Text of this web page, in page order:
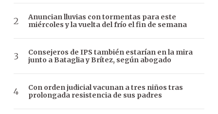
Anuncian lluvias con tormentas para este
miércoles y la vuelta del frío el fin de semana
Consejeros de IPS también estarían en la mira
junto a Bataglia y Brítez, según abogado
Con orden judicial vacunan a tres niños tras
prolongada resistencia de sus padres